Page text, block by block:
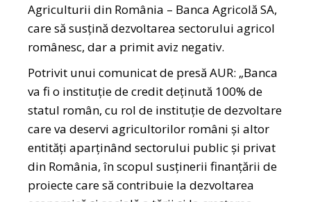
Agriculturii din România – Banca Agricolă SA,
care să susţină dezvoltarea sectorului agricol
românesc, dar a primit aviz negativ.
Potrivit unui comunicat de presă AUR: „Banca
va fi o instituţie de credit deţinută 100% de
statul român, cu rol de instituţie de dezvoltare
care va deservi agricultorilor români şi altor
entităţi aparţinând sectorului public şi privat
din România, în scopul susţinerii finanţării de
proiecte care să contribuie la dezvoltarea